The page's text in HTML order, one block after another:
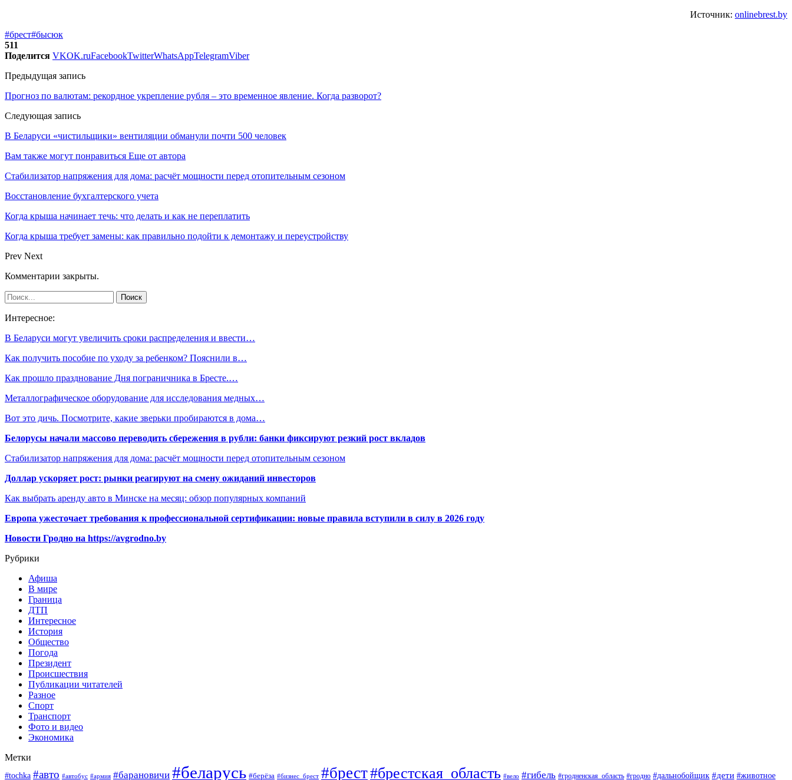
Источник: onlinebrest.by
#брест#бысюк
511
Поделится VKOK.ruFacebookTwitterWhatsAppTelegramViber
Предыдущая запись
Прогноз по валютам: рекордное укрепление рубля – это временное явление. Когда разворот?
Следующая запись
В Беларуси «чистильщики» вентиляции обманули почти 500 человек
Вам также могут понравиться Еще от автора
Стабилизатор напряжения для дома: расчёт мощности перед отопительным сезоном
Восстановление бухгалтерского учета
Когда крыша начинает течь: что делать и как не переплатить
Когда крыша требует замены: как правильно подойти к демонтажу и переустройству
Prev Next
Комментарии закрыты.
Интересное:
В Беларуси могут увеличить сроки распределения и ввести…
Как получить пособие по уходу за ребенком? Пояснили в…
Как прошло празднование Дня пограничника в Бресте.…
Металлографическое оборудование для исследования медных…
Вот это дичь. Посмотрите, какие зверьки пробираются в дома…
Белорусы начали массово переводить сбережения в рубли: банки фиксируют резкий рост вкладов
Стабилизатор напряжения для дома: расчёт мощности перед отопительным сезоном
Доллар ускоряет рост: рынки реагируют на смену ожиданий инвесторов
Как выбрать аренду авто в Минске на месяц: обзор популярных компаний
Европа ужесточает требования к профессиональной сертификации: новые правила вступили в силу в 2026 году
Новости Гродно на https://avgrodno.by
Рубрики
Афиша
В мире
Граница
ДТП
Интересное
История
Общество
Погода
Президент
Происшествия
Публикации читателей
Разное
Спорт
Транспорт
Фото и видео
Экономика
Метки
#tochka #авто #автобус #армия #барановичи #беларусь #берёза #бизнес_брест #брест#брестская_область #вело #гибель #гродненская_область #гродно #дальнобойщик #дети #животное